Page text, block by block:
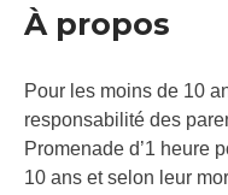
À propos
Pour les moins de 10
responsabilité des
Promenade d’1 heure
10 ans et selon leur